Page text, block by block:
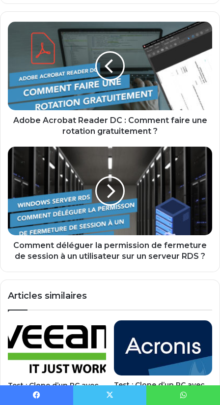
Adobe
Acrobat
Comment
faire
rotation
gratuitement
Adobe Acrobat Reader DC : Comment faire une
rotation gratuitement ?
Comment
déléguer
permission
fermeture
de
session
à
un
utilisateur
RDS
Comment déléguer la permission de fermeture
de session à un utilisateur sur un serveur RDS ?
Articles similaires
Test : Clone d’un PC avec
Veeam Endpoint Backup
Test : Clone d’un PC avec
Acronis True Image 2016